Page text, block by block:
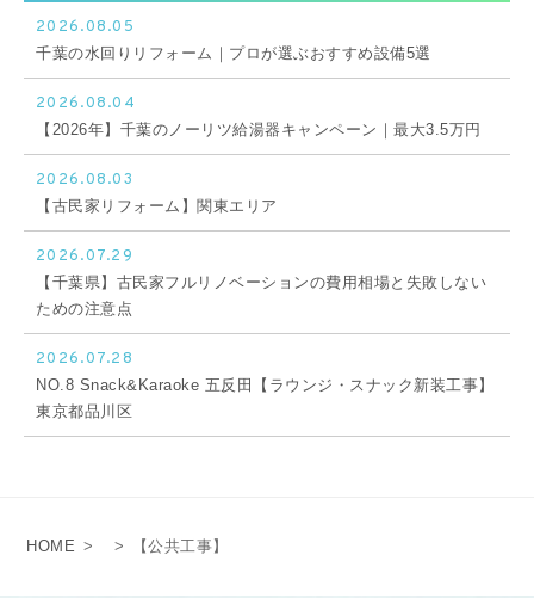
2026.08.05
千葉の水回りリフォーム｜プロが選ぶおすすめ設備5選
2026.08.04
【2026年】千葉のノーリツ給湯器キャンペーン｜最大3.5万円
2026.08.03
【古民家リフォーム】関東エリア
2026.07.29
【千葉県】古民家フルリノベーションの費用相場と失敗しない
ための注意点
2026.07.28
NO.8 Snack&Karaoke 五反田【ラウンジ・スナック新装工事】
東京都品川区
HOME > > 【公共工事】